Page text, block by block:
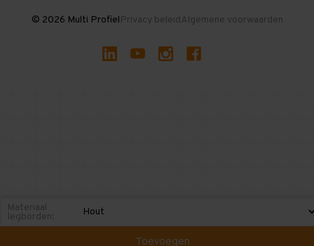
© 2026 Multi ProfielPrivacy beleidAlgemene voorwaarden
Materiaal
legborden:
Toevoegen